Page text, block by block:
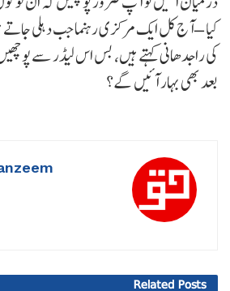
کیا – آج کل ایک مرکزی رہنما جب دہلی جاتے
کی راجدھانی کہتے ہیں، بس اس لیڈر سے
بعد بھی بہار آئیں گے؟
Related Posts